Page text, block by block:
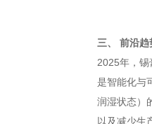
三、 前沿
2025年，
是智能化与
润湿状态）
以及减少生